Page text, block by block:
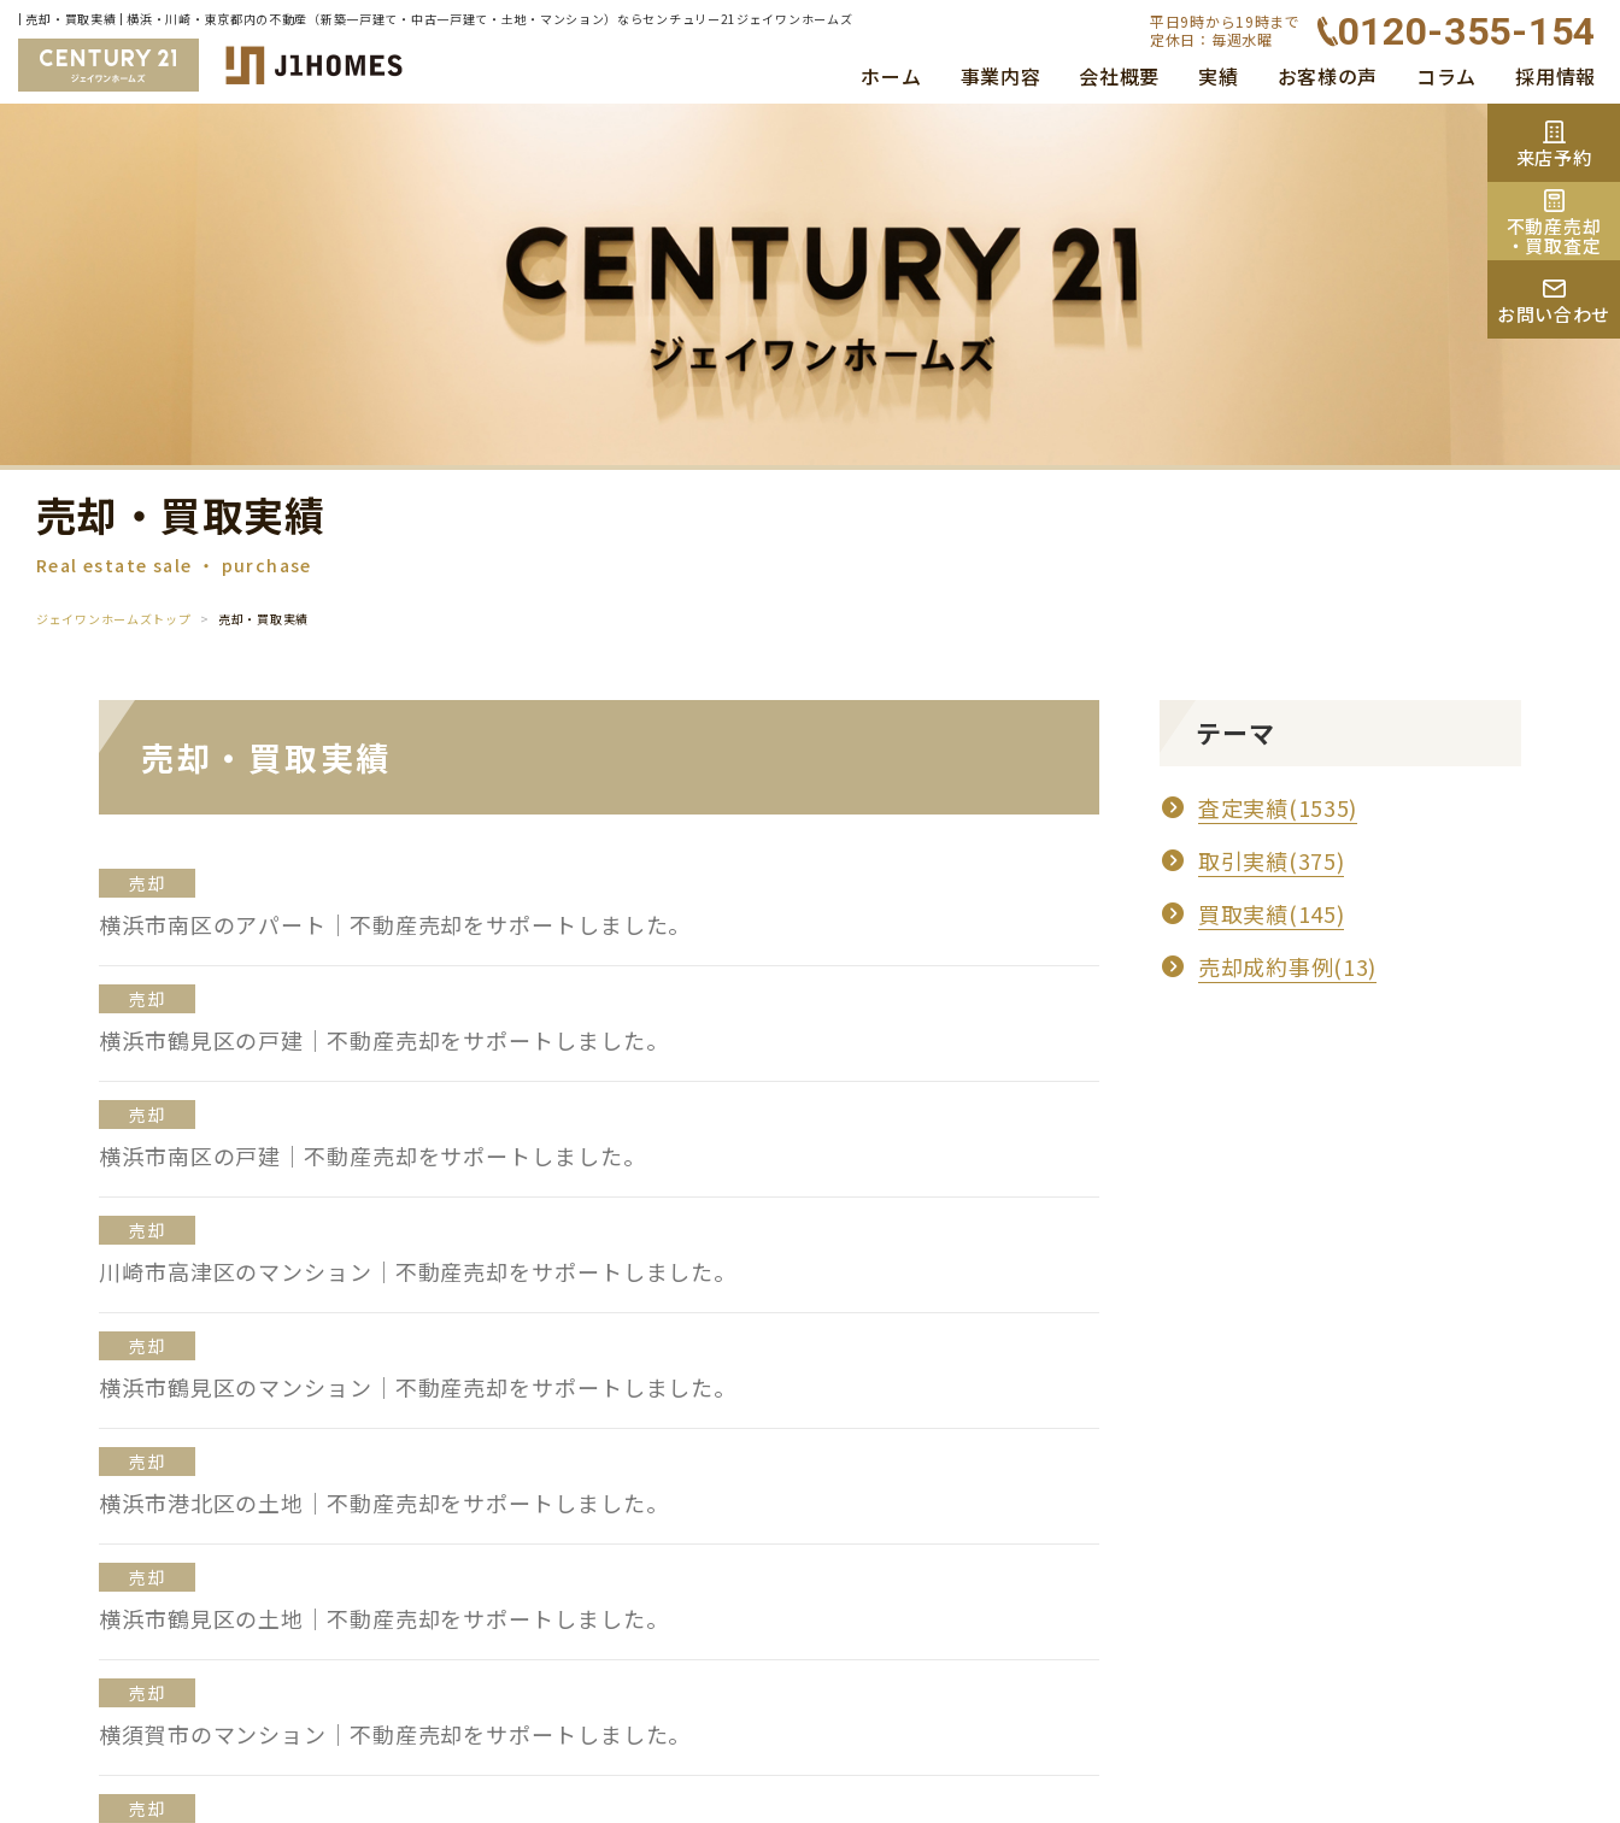
| 売却・買取実績 | 横浜・川崎・東京都内の不動産（新築一戸建て・中古一戸建て・土地・マンション）ならセンチュリー21ジェイワンホームズ
平日9時から19時まで
定休日：毎週水曜
0120-355-154
ホーム 事業内容 会社概要 実績 お客様の声 コラム 採用情報
来店予約
不動産売却
・買取査定
お問い合わせ
売却・買取実績
Real estate sale ・ purchase
ジェイワンホームズトップ 売却・買取実績
売却・買取実績
売却
横浜市南区のアパート｜不動産売却をサポートしました。
売却
横浜市鶴見区の戸建｜不動産売却をサポートしました。
売却
横浜市南区の戸建｜不動産売却をサポートしました。
売却
川崎市高津区のマンション｜不動産売却をサポートしました。
売却
横浜市鶴見区のマンション｜不動産売却をサポートしました。
売却
横浜市港北区の土地｜不動産売却をサポートしました。
売却
横浜市鶴見区の土地｜不動産売却をサポートしました。
売却
横須賀市のマンション｜不動産売却をサポートしました。
売却
テーマ
査定実績(1535)
取引実績(375)
買取実績(145)
売却成約事例(13)